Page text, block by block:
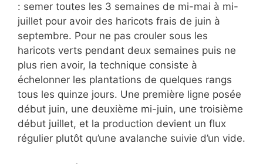
: semer toutes les 3 semaines de mi-mai à mi-
juillet pour avoir des haricots frais de juin à
septembre. Pour ne pas crouler sous les
haricots verts pendant deux semaines puis ne
plus rien avoir, la technique consiste à
échelonner les plantations de quelques rangs
tous les quinze jours. Une première ligne posée
début juin, une deuxième mi-juin, une troisième
début juillet, et la production devient un flux
régulier plutôt qu’une avalanche suivie d’un vide.